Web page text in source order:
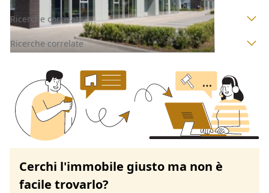
Ricerche correlate
Ricerche correlate
Cerchi l'immobile giusto ma non è
facile trovarlo?